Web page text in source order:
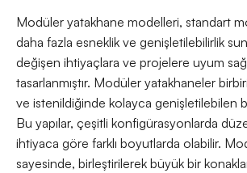
Modüler yatakhane modelleri, standart
daha fazla esneklik ve genişletilebilirlik
değişen ihtiyaçlara ve projelere uyum
tasarlanmıştır. Modüler yatakhaneler
ve istenildiğinde kolayca genişletilebilen
Bu yapılar, çeşitli konfigürasyonlarda
ihtiyaca göre farklı boyutlarda olabilir.
sayesinde, birleştirilerek büyük bir